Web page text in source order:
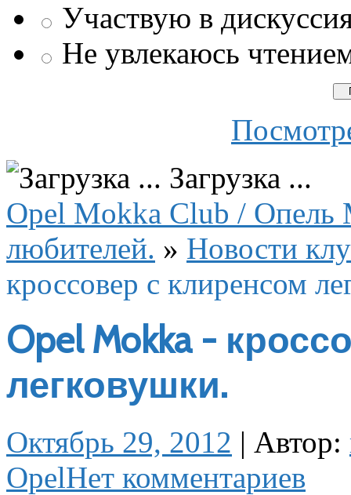
Участвую в
Не увлекаюсь
Загрузка ...
Opel Mokka Club / Опель
любителей. » Новости
кроссовер с клиренсом
Opel Mokka -
легковушки.
Октябрь 29, 2012 | Автор:
OpelНет комментариев